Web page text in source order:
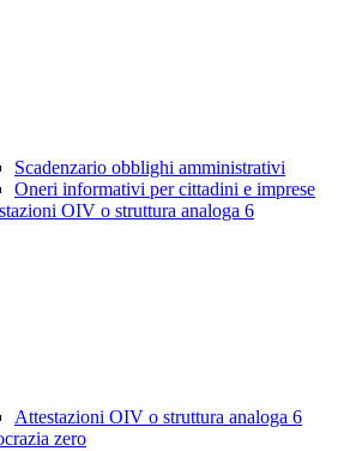
Scadenzario obblighi amministrativi
Oneri informativi per cittadini e imprese
OIV o struttura analoga 6
Attestazioni OIV o struttura analoga 6
zero